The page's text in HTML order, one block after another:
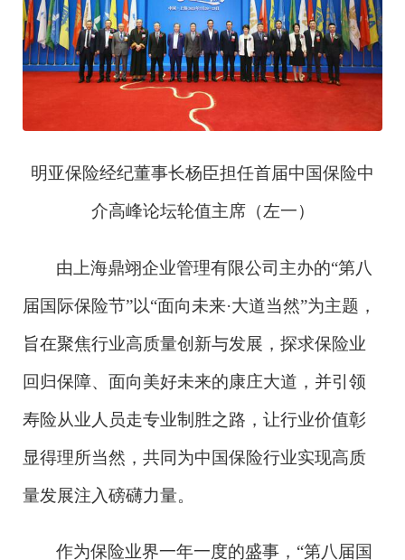
明亚保险经纪董事长杨臣担任首届中国保险中
介高峰论坛轮值主席（左一）
由上海鼎翊企业管理有限公司主办的“第八
届国际保险节”以“面向未来·大道当然”为主题，
旨在聚焦行业高质量创新与发展，探求保险业
回归保障、面向美好未来的康庄大道，并引领
寿险从业人员走专业制胜之路，让行业价值彰
显得理所当然，共同为中国保险行业实现高质
量发展注入磅礴力量。
作为保险业界一年一度的盛事， “第八届国